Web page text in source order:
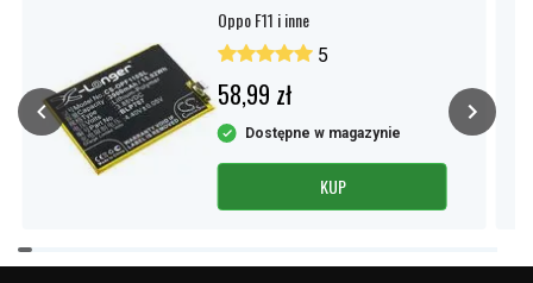
Oppo F11 i inne
5
58,99 zł
Dostępne w magazynie
KUP
Item
1